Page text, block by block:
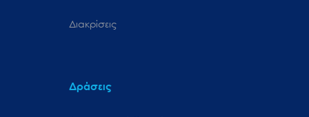
Διακρίσεις
Δράσεις